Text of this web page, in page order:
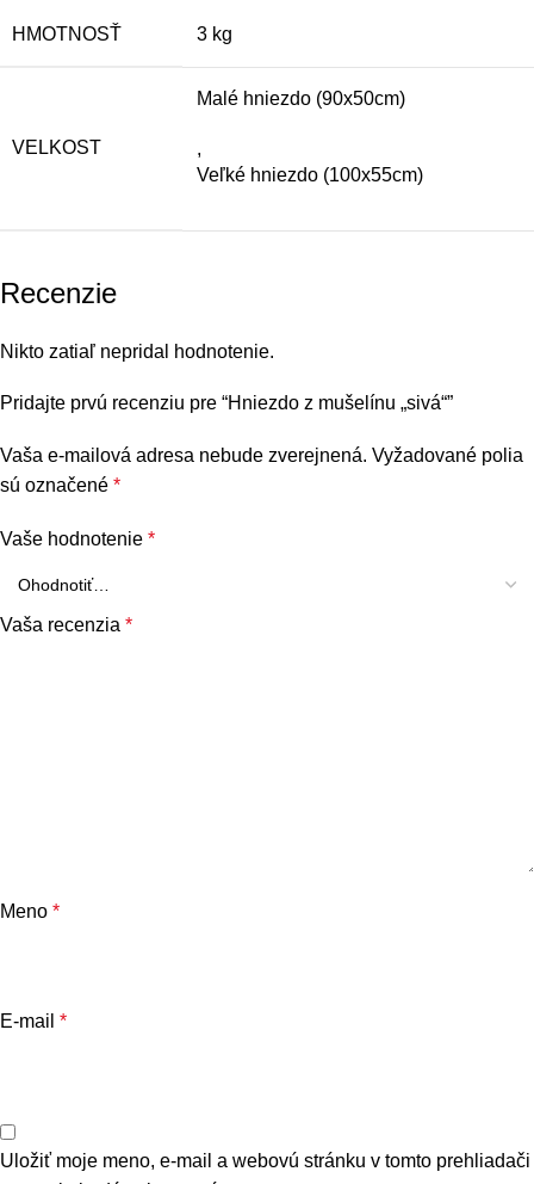
HMOTNOSŤ 3 kg
VELKOST
Malé hniezdo (90x50cm)
,
Veľké hniezdo (100x55cm)
Recenzie
Nikto zatiaľ nepridal hodnotenie.
Pridajte prvú recenziu pre “Hniezdo z mušelínu „sivá“”
Vaša e-mailová adresa nebude zverejnená. Vyžadované polia
sú označené *
Vaše hodnotenie *
Vaša recenzia *
Meno *
E-mail *
Uložiť moje meno, e-mail a webovú stránku v tomto prehliadači